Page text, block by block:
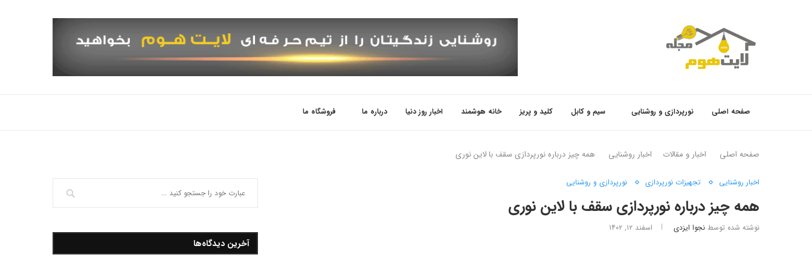
صفحه اصلی نورپردازی و روشنایی سیم و کابل کلید و پریز خانه هوشمند اخبار روز دنیا درباره ما فروشگاه ما
صفحه اصلی اخبار و مقالات اخبار روشنایی همه چیز درباره نورپردازی سقف با لاین نوری
اخبار روشنایی تجهیزات نورپردازی نورپردازی و روشنایی
همه چیز درباره نورپردازی سقف با لاین نوری
نوشته شده توسط نجوا ایزدی اسفند ۱۲, ۱۴۰۲
آخرین دیدگاه‌ها